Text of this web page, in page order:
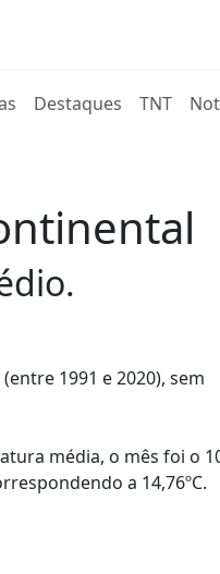
Destaques TNT
1991 e 2020), sem
média, o mês foi o
a 14,76ºC.